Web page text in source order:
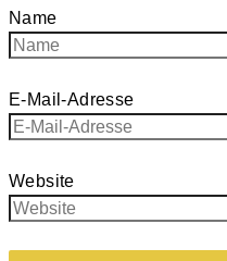
Name
E-Mail-Adresse
Website